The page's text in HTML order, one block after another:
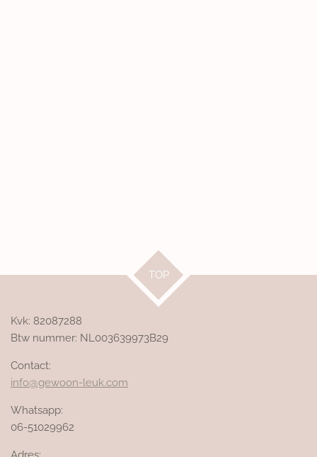
TOP
Kvk: 82087288
Btw nummer: NL003639973B29
Contact:
info@gewoon-leuk.com
Whatsapp:
06-51029962